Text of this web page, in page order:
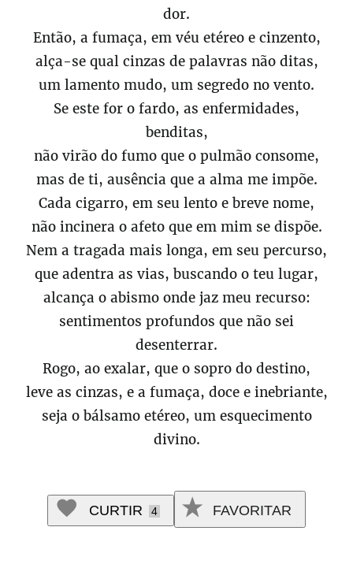
dor.
Então, a fumaça, em véu etéreo e cinzento,
alça-se qual cinzas de palavras não ditas,
um lamento mudo, um segredo no vento.
Se este for o fardo, as enfermidades,
benditas,
não virão do fumo que o pulmão consome,
mas de ti, ausência que a alma me impõe.
Cada cigarro, em seu lento e breve nome,
não incinera o afeto que em mim se dispõe.
Nem a tragada mais longa, em seu percurso,
que adentra as vias, buscando o teu lugar,
alcança o abismo onde jaz meu recurso:
sentimentos profundos que não sei
desenterrar.
Rogo, ao exalar, que o sopro do destino,
leve as cinzas, e a fumaça, doce e inebriante,
seja o bálsamo etéreo, um esquecimento
divino.
CURTIR 4 FAVORITAR